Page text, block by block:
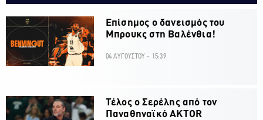
Επίσημος ο δανεισμός του
Μπρουκς στη Βαλένθια!
04 ΑΥΓΟΥΣΤΟΥ - 15:39
Τέλος ο Σερέλης από τον
Παναθηναϊκό AKTOR